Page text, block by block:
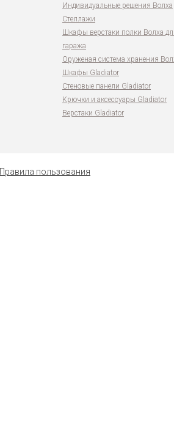
Индивидуальные решения Волха
Стеллажи
Шкафы верстаки полки Волха
гаража
Оруженая система хранения
Шкафы Gladiator
Стеновые панели Gladiator
Крючки и аксессуары Gladiator
Верстаки Gladiator
Правила пользования